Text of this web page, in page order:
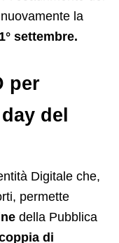
la
settembre.
per
del
Digitale che,
permette
della Pubblica
di